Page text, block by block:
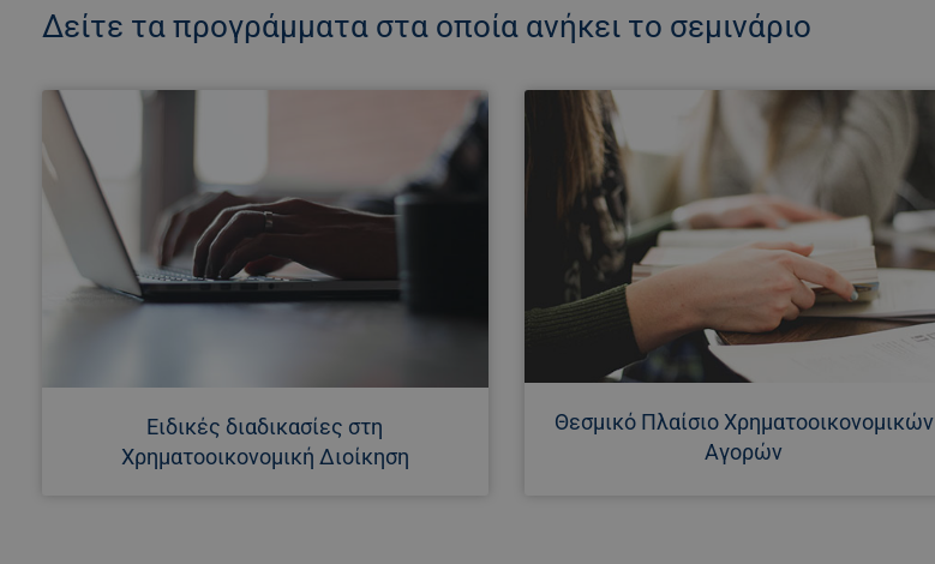
Δείτε τα προγράμματα στα οποία ανήκει το σεμινάριο
Ειδικές διαδικασίες στη
Χρηματοοικονομική Διοίκηση
Θεσμικό Πλαίσιο Χρηματοοικονομικών
Αγορών